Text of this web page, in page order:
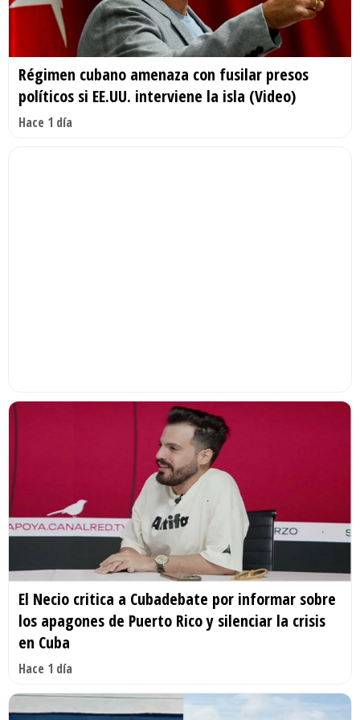
Régimen cubano amenaza con fusilar presos
políticos si EE.UU. interviene la isla (Video)
Hace 1 día
El Necio critica a Cubadebate por informar sobre
los apagones de Puerto Rico y silenciar la crisis
en Cuba
Hace 1 día